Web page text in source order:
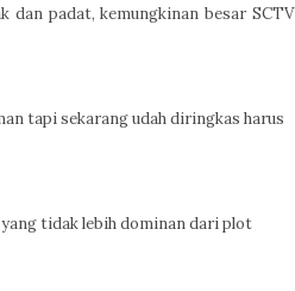
dan padat, kemungkinan besar SCTV
tapi sekarang udah diringkas harus
tidak lebih dominan dari plot